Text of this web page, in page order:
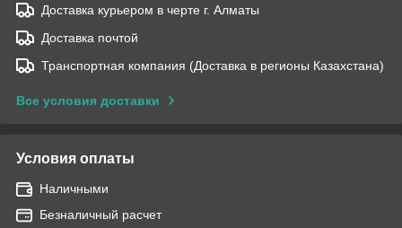
Доставка курьером в черте г. Алматы
Доставка почтой
Транспортная компания (Доставка в регионы Казахстана)
Все условия доставки
Условия оплаты
Наличными
Безналичный расчет